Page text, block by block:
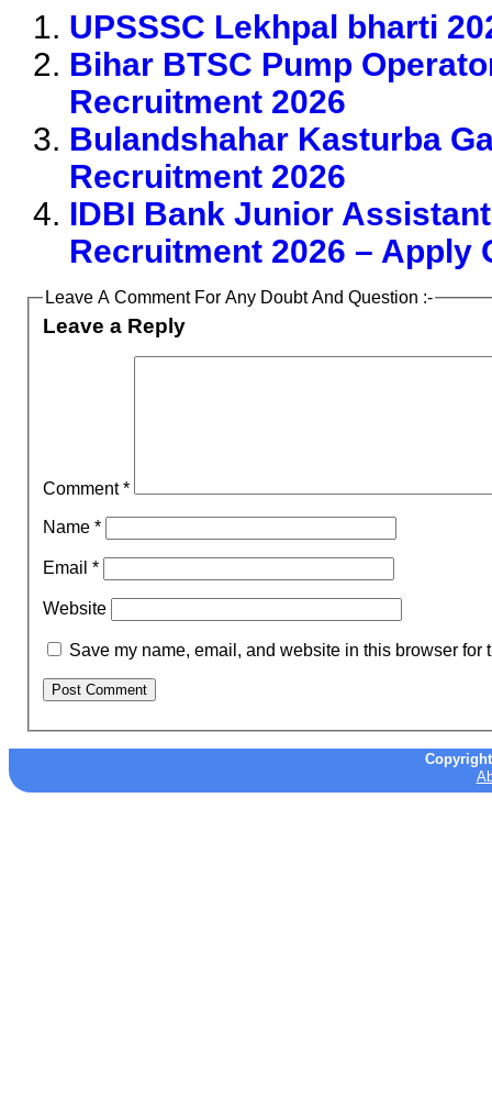
UPSSSC Lekhpal bharti
Bihar BTSC Pump
Recruitment 2026
Bulandshahar Kasturba
Recruitment 2026
IDBI Bank Junior
Recruitment 2026 – Apply
Leave A Comment For Any Doubt And Question :-
Leave a Reply
Comment*
Name *
Email *
Website
Save my name, email, and website in this browser for
Copyright